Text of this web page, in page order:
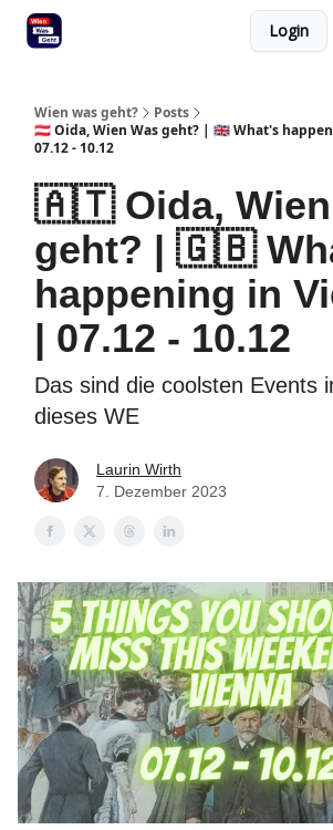
Login
Wien was geht?
Posts
🇦🇹 Oida, Wien Was geht? | 🇬🇧 What's
07.12 - 10.12
🇦🇹 Oida, Wien
geht? | 🇬🇧
happening in
| 07.12 - 10.12
Das sind die coolsten Events
dieses WE
Laurin Wirth
7. Dezember 2023